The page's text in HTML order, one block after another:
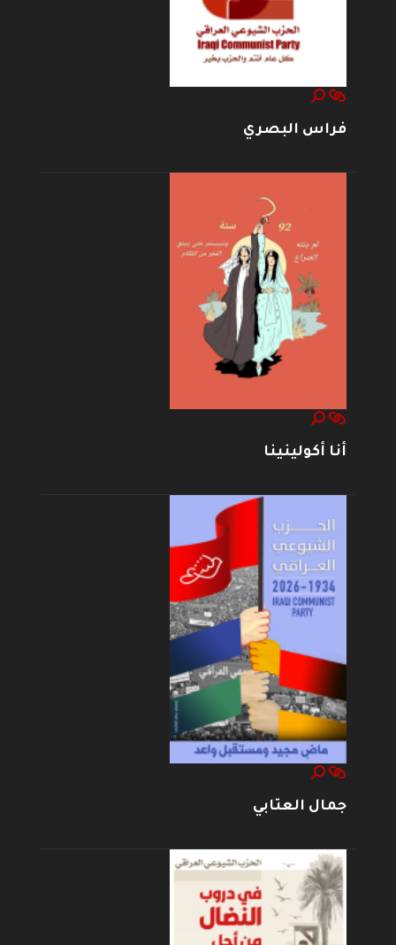
فراس البصري
أنا أكولينينا
جمال العتابي